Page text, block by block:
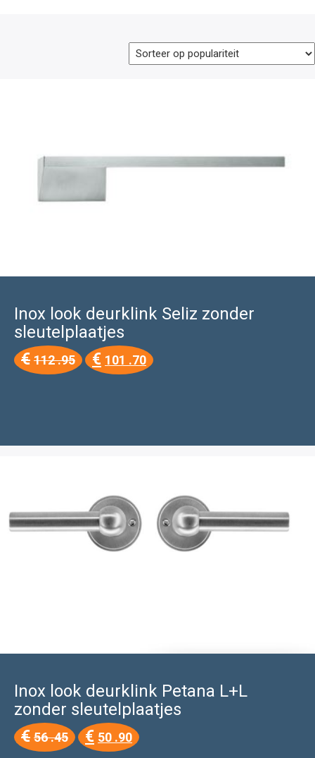
Inox look deurklink Seliz zonder
sleutelplaatjes
€ 112 .95
Oorspronkelijke
prijs
€ 101 .70 Huidige
Inox look deurklink Petana L+L
zonder sleutelplaatjes
€ 56 .45
Oorspronkelijke
prijs
€ 50 .90 Huidige